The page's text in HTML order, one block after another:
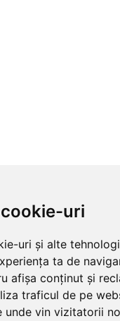
uri
uri și alte
ta de
afișa conținut și
traficul de pe
unde vin vizitatorii